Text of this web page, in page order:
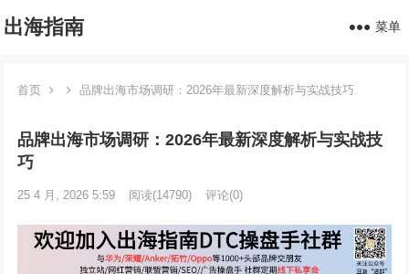
出海指南 菜单
首页 品牌出海市场调研：2026年最新深度解析与实战技巧
品牌出海市场调研：2026年最新深度解析与实战技
巧
25 4 月, 2026 5:59 阅读(14790) 评论(0)